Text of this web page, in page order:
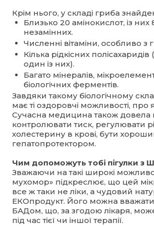
Крім нього, у складі гриба
Близько 20 амінокислот, із них
незамінних.
Численні вітаміни, особливо з
Кілька рідкісних
один із них).
Багато мінералів,
біологічних ферментів.
Завдяки такому біологічному
має ті оздоровчі можливості, про
Сучасна медицина також довела
контролювати тиск, регулювати
холестерину в крові, бути
гепатопротектором.
Чим допоможуть тобі пігулки з
Зважаючи на такі широкі
мухомор» підкреслює, що цей
все ж таки не ліки, а чудовий
ЕКОпродукт. Його можна
БАДом, що, за згодою лікаря,
під час тієї чи іншої терапії.